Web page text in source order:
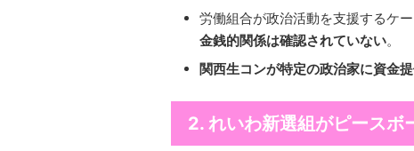
労働組合が政治活動を支援するケー
金銭的関係は確認されていない。
関西生コンが特定の政治家に資金
2. れいわ新選組がピースボ